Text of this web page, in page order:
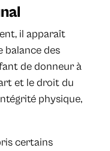
il apparaît
balance des
de donneur à
et le droit du
physique,
certains